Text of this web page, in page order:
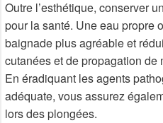
Outre l’esthétique, conserver
pour la santé. Une eau propre
baignade plus agréable et
cutanées et de propagation de
En éradiquant les agents
adéquate, vous assurez
lors des plongées.